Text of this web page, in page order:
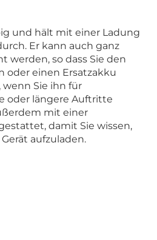
und hält mit einer Ladung
Er kann auch ganz
werden, so dass Sie den
oder einen Ersatzakku
Sie ihn für
oder längere Auftritte
mit einer
damit Sie wissen,
aufzuladen.